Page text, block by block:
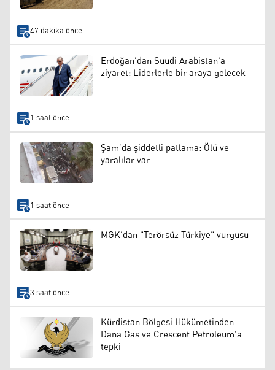
47 dakika önce
Erdoğan'dan Suudi Arabistan'a
ziyaret: Liderlerle bir araya gelecek
1 saat önce
Şam’da şiddetli patlama: Ölü ve
yaralılar var
1 saat önce
MGK'dan "Terörsüz Türkiye" vurgusu
3 saat önce
Kürdistan Bölgesi Hükümetinden
Dana Gas ve Crescent Petroleum’a
tepki